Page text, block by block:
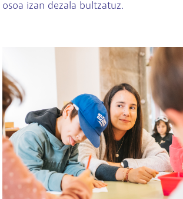
osoa izan dezala bultzatuz.